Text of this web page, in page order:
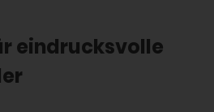
eindrucksvolle